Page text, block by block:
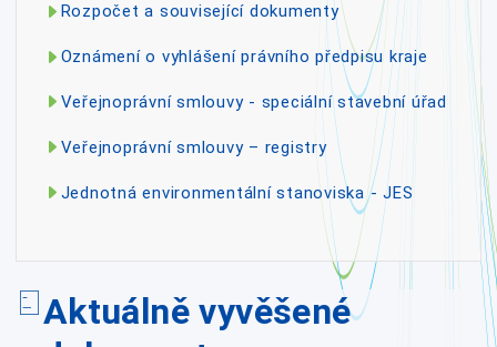
Rozpočet a související dokumenty
Oznámení o vyhlášení právního předpisu kraje
Veřejnoprávní smlouvy - speciální stavební úřad
Veřejnoprávní smlouvy – registry
Jednotná environmentální stanoviska - JES
Aktuálně vyvěšené